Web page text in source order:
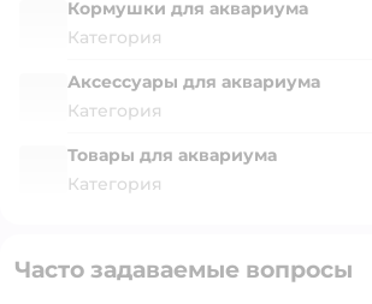
Кормушки для аквариума
Категория
Аксессуары для аквариума
Категория
Товары для аквариума
Категория
Часто задаваемые вопросы